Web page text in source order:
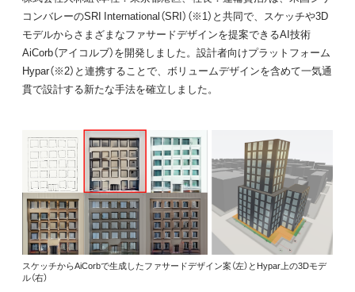
コンバレーのSRI International（SRI）（※1）と共同で、スケッチや3D
モデルからさまざまなファサードデザインを提案できるAI技術
AiCorb（アイコルブ）を開発しました。設計者向けプラットフォーム
Hypar（※2）と連携することで、ボリュームデザインを含めて一気通
貫で設計する新たな手法を確立しました。
スケッチからAiCorbで生成したファサードデザイン案（左）とHypar上の3Dモデ
ル（右）